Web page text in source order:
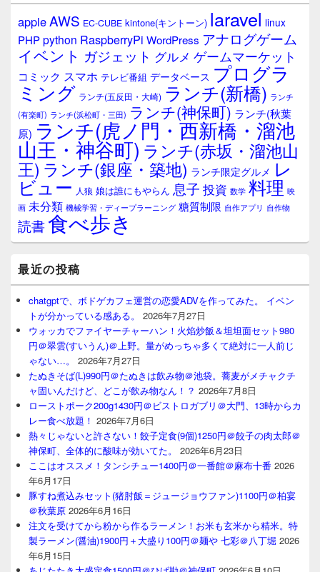
ウ
ィ
ジ
ェ
ア
appleAWS EC-CUBE kintone(キントーン) laravel linux
PHPpython RaspberryPi WordPress アナログゲーム
イベント ガジェット グルメ ゲームマーケット
コミック スマホ テレビ番組 データベース プログラ
ミング ランチ(五反田・大崎) ランチ(新橋) ランチ
(有楽町) ランチ(浜松町・三田) ランチ(神保町) ランチ(秋葉
原) ランチ(虎ノ門・西新橋・溜池
山王・神谷町) ランチ(赤坂・溜池山
王) ランチ(銀座・築地) ランチ限定グルメ レ
ビュー 人狼 娘は誰にもやらん 息子 投資 数学 料理 映
画 未分類 機械学習・ディープラーニング 糖質制限 自作アプリ 自作物
読書食べ歩き
最近の投稿
chatgptで、ボドゲカフェ運営の恋愛ADVを作ってみた。 イベン
トが分かっている感ある。
2026年7月27日
ウォッカでファイヤーチャーハン！火焰炒飯＆坦坦面セット980
円＠翠雲(すいうん)＠上野。量がめっちゃ多くて絶対に一人前じ
ゃない…。
2026年7月27日
たぬきそば(L)990円＠たぬきは飲み物＠池袋。蕎麦がメチャクチ
ャ固いんだけど、どこが飲み物なん！？ 2026年7月8日
ローストポーク200g1430円＠ビストロガブリ＠大門、13時からカ
レー食べ放題！ 2026年7月6日
熱々じゃないと許さない！餃子定食(9個)1250円＠餃子の肉太郎＠
神保町、全体的に酸味が効いてた。
2026年6月23日
ここはオススメ！タンシチュー1400円＠一番館＠麻布十番 2026
年6月17日
豚すね煮込みセット(猪肘飯＝ジュージョウファン)1100円＠柏宴
＠秋葉原 2026年6月16日
注文を受けてから粉から作るラーメン！お米も玄米から精米。特
製ラーメン(醤油)1900円＋大盛り100円＠麺や 七彩＠八丁堀 2026
年6月15日